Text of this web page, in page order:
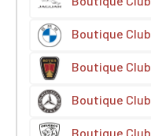
Boutique
Boutique
Boutique
Boutique